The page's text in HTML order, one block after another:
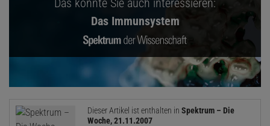
Das könnte Sie auch interessieren:
Das Immunsystem
Dieser Artikel ist enthalten in Spektrum – Die
Woche, 21.11.2007